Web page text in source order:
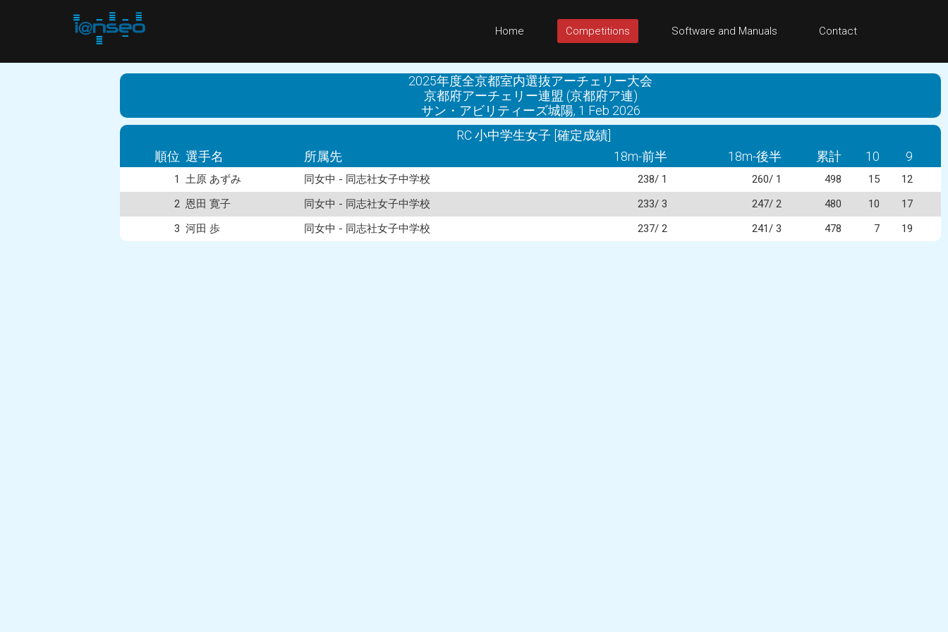
Home Competitions Software and Manuals Contact
2025年度全京都室内選抜アーチェリー大会
京都府アーチェリー連盟 (京都府ア連)
サン・アビリティーズ城陽, 1 Feb 2026
RC 小中学生女子 [確定成績]
順位 選手名 所属先 18m-前半 18m-後半 累計 10 9
1 土原 あずみ 同女中 - 同志社女子中学校 238/ 1 260/ 1 498 15
12
2 恩田 寛子 同女中 - 同志社女子中学校 233/ 3 247/ 2 480 10
17
3 河田 歩 同女中 - 同志社女子中学校 237/ 2 241/ 3 478 7 19